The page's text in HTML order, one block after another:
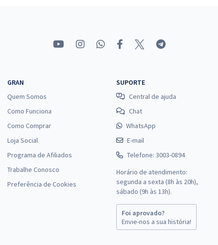
GRAN
Quem Somos
Como Funciona
Como Comprar
Loja Social
Programa de Afiliados
Trabalhe Conosco
Preferência de Cookies
SUPORTE
Central de ajuda
Chat
WhatsApp
E-mail
Telefone: 3003-0894
Horário de atendimento:
segunda a sexta (8h às 20h),
sábado (9h às 13h).
Foi aprovado?
Envie-nos a sua história!